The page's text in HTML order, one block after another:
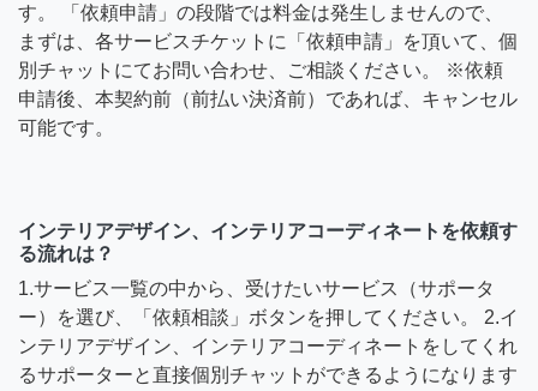
す。 「依頼申請」の段階では料金は発生しませんので、
まずは、各サービスチケットに「依頼申請」を頂いて、個
別チャットにてお問い合わせ、ご相談ください。 ※依頼
申請後、本契約前（前払い決済前）であれば、キャンセル
可能です。
インテリアデザイン、インテリアコーディネートを依頼す
る流れは？
1.サービス一覧の中から、受けたいサービス（サポータ
ー）を選び、「依頼相談」ボタンを押してください。 2.イ
ンテリアデザイン、インテリアコーディネートをしてくれ
るサポーターと直接個別チャットができるようになります